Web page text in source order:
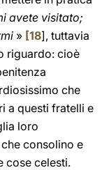
avete visitato;
» [18], tuttavia
riguardo: cioè
che
a questi fratelli e
loro
consolino e
cose celesti.